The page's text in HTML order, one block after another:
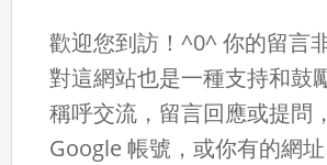
歡迎您到訪！^0^ 你的留言
對這網站也是一種支持和鼓
稱呼交流，留言回應或提問
Google 帳號，或你有的網